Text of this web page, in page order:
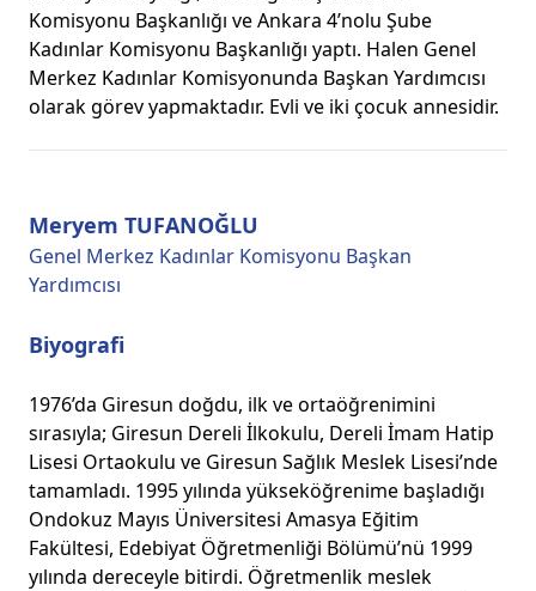
Komisyonu Başkanlığı ve Ankara 4’nolu Şube
Kadınlar Komisyonu Başkanlığı yaptı. Halen Genel
Merkez Kadınlar Komisyonunda Başkan Yardımcısı
olarak görev yapmaktadır. Evli ve iki çocuk annesidir.
Meryem TUFANOĞLU
Genel Merkez Kadınlar Komisyonu Başkan
Yardımcısı
Biyografi
1976’da Giresun doğdu, ilk ve ortaöğrenimini
sırasıyla; Giresun Dereli İlkokulu, Dereli İmam Hatip
Lisesi Ortaokulu ve Giresun Sağlık Meslek Lisesi’nde
tamamladı. 1995 yılında yükseköğrenime başladığı
Ondokuz Mayıs Üniversitesi Amasya Eğitim
Fakültesi, Edebiyat Öğretmenliği Bölümü’nü 1999
yılında dereceyle bitirdi. Öğretmenlik meslek